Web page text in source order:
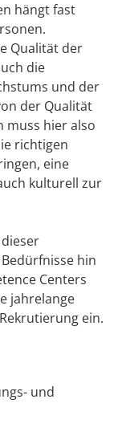
hängt fast
Qualität der
die
und der
der Qualität
muss hier also
richtigen
eine
kulturell zur
hin
Centers
jahrelange
ein.
und